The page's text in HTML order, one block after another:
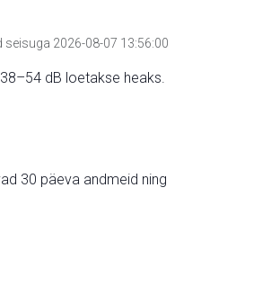
2026-08-07 13:56:00
dB loetakse heaks.
30 päeva andmeid ning